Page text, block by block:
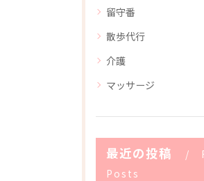
留守番
散歩代行
介護
マッサージ
最近の投稿
Posts